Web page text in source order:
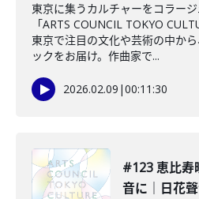
東京に集うカルチャーをコラー
「ARTS COUNCIL TOKYO
東京で注目の文化や芸術の中か
ックをお届け。作曲家で...
2026.02.09 |00:11:30
#123 恵比寿
音に｜日花